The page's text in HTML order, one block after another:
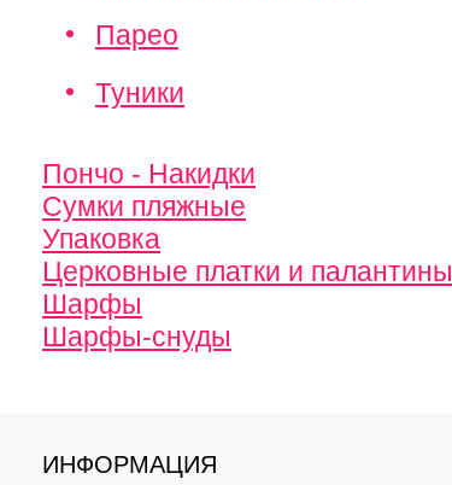
Парео
Туники
Пончо - Накидки
Сумки пляжные
Упаковка
Церковные платки и палантины
Шарфы
Шарфы-снуды
ИНФОРМАЦИЯ